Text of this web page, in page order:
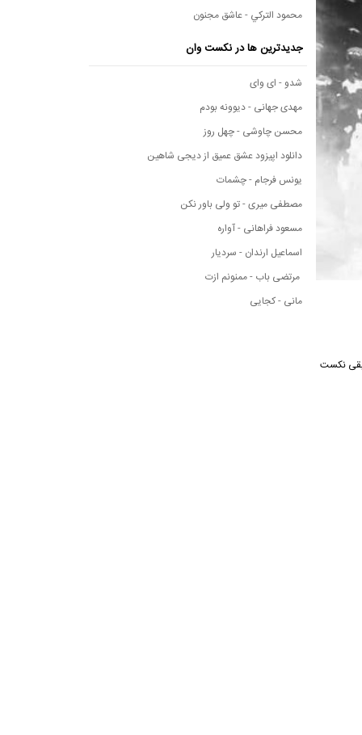
رسانه موسیقی نکست
محمود التركي - عاشق مجنون
جدیدترین ها در نکست وان
شدو - ای وای
مهدی جهانی - دیوونه بودم
محسن چاوشی - چهل روز
دانلود اپیزود عشق عمیق از دیجی شاهین
یونس فرجام - چشمات
مصطفی میری - تو ولی باور نکن
مسعود فراهانی - آواره
اسماعیل ارندان - سردیار
مرتضی باب - ممنونم ازت
مانی - کجایی